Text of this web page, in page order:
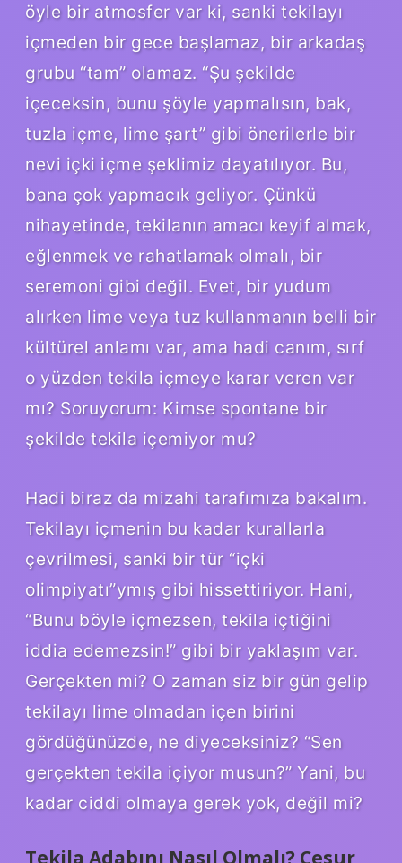
öyle bir atmosfer var ki, sanki tekilayı
içmeden bir gece başlamaz, bir arkadaş
grubu “tam” olamaz. “Şu şekilde
içeceksin, bunu şöyle yapmalısın, bak,
tuzla içme, lime şart” gibi önerilerle bir
nevi içki içme şeklimiz dayatılıyor. Bu,
bana çok yapmacık geliyor. Çünkü
nihayetinde, tekilanın amacı keyif almak,
eğlenmek ve rahatlamak olmalı, bir
seremoni gibi değil. Evet, bir yudum
alırken lime veya tuz kullanmanın belli bir
kültürel anlamı var, ama hadi canım, sırf
o yüzden tekila içmeye karar veren var
mı? Soruyorum: Kimse spontane bir
şekilde tekila içemiyor mu?
Hadi biraz da mizahi tarafımıza bakalım.
Tekilayı içmenin bu kadar kurallarla
çevrilmesi, sanki bir tür “içki
olimpiyatı”ymış gibi hissettiriyor. Hani,
“Bunu böyle içmezsen, tekila içtiğini
iddia edemezsin!” gibi bir yaklaşım var.
Gerçekten mi? O zaman siz bir gün gelip
tekilayı lime olmadan içen birini
gördüğünüzde, ne diyeceksiniz? “Sen
gerçekten tekila içiyor musun?” Yani, bu
kadar ciddi olmaya gerek yok, değil mi?
Tekila Adabını Nasıl Olmalı? Cesur